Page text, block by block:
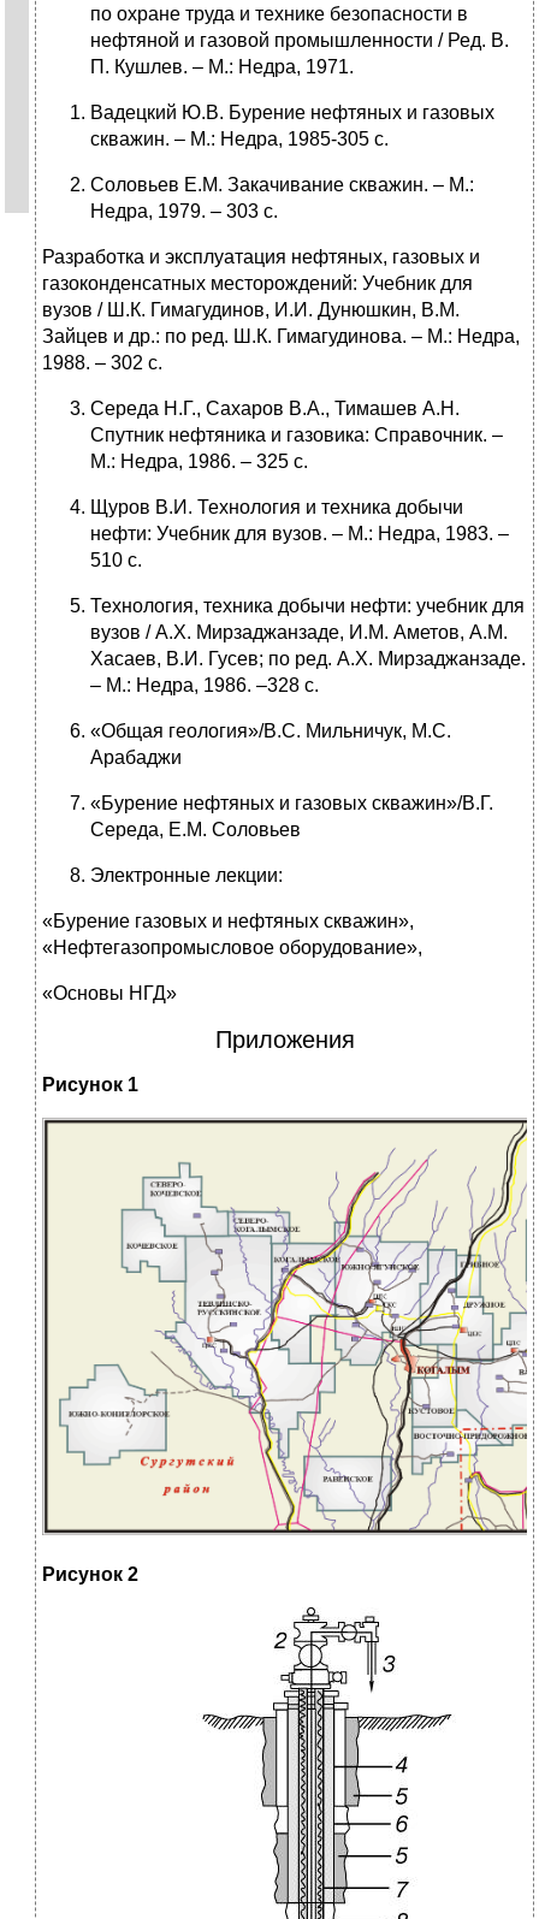
по охране труда и технике безопасности в
нефтяной и газовой промышленности / Ред. В.
П. Кушлев. – М.: Недра, 1971.
Вадецкий Ю.В. Бурение нефтяных и газовых
скважин. – М.: Недра, 1985-305 с.
Соловьев Е.М. Закачивание скважин. – М.:
Недра, 1979. – 303 с.
Разработка и эксплуатация нефтяных, газовых и
газоконденсатных месторождений: Учебник для
вузов / Ш.К. Гимагудинов, И.И. Дунюшкин, В.М.
Зайцев и др.: по ред. Ш.К. Гимагудинова. – М.: Недра,
1988. – 302 с.
Середа Н.Г., Сахаров В.А., Тимашев А.Н.
Спутник нефтяника и газовика: Справочник. –
М.: Недра, 1986. – 325 с.
Щуров В.И. Технология и техника добычи
нефти: Учебник для вузов. – М.: Недра, 1983. –
510 с.
Технология, техника добычи нефти: учебник для
вузов / А.Х. Мирзаджанзаде, И.М. Аметов, А.М.
Хасаев, В.И. Гусев; по ред. А.Х. Мирзаджанзаде.
– М.: Недра, 1986. –328 с.
«Общая геология»/В.С. Мильничук, М.С.
Арабаджи
«Бурение нефтяных и газовых скважин»/В.Г.
Середа, Е.М. Соловьев
Электронные лекции:
«Бурение газовых и нефтяных скважин»,
«Нефтегазопромысловое оборудование»,
«Основы НГД»
Приложения
Рисунок 1
Рисунок 2